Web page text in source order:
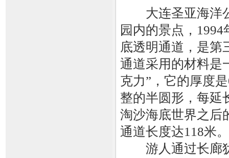
大连圣亚海洋
园内的景点，
底透明通道，是第
通道采用的材料是
克力”，它的厚度
整的半圆形，每延
淘沙海底世界之后
通道长度达118米。
游人通过长廊犹